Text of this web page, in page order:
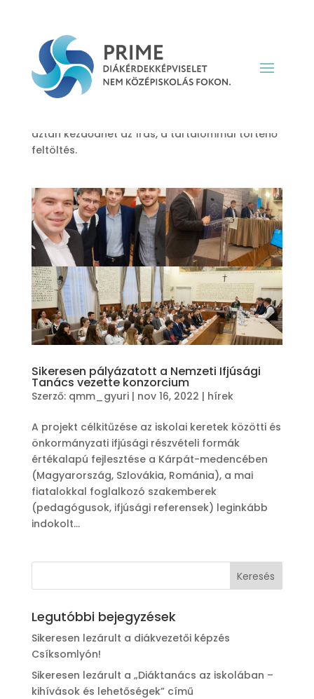
PRIME Projektindító Szakmai Találkozó
Székesfehérváron
Szerző:qmm_gyuri|nov 16, 2022|hírek
Üdvözlet a WordPress-ben! Ez az első bejegyzés,
aztán kezdődhet az írás, a tartalommal történő
feltöltés.
Sikeresen pályázatott a Nemzeti Ifjúsági
Tanács vezette konzorcium
Szerző: qmm_gyuri| nov 16, 2022 | hírek
A projekt célkitűzése az iskolai keretek közötti és
önkormányzati ifjúsági részvételi formák
értékalapú fejlesztése a Kárpát-medencében
(Magyarország, Szlovákia, Románia), a mai
fiatalokkal foglalkozó szakemberek
(pedagógusok, ifjúsági referensek) leginkább
indokolt...
Legutóbbi bejegyzések
Sikeresen lezárult a diákvezetői képzés
Csíksomlyón!
Sikeresen lezárult a „Diáktanács az iskolában –
kihívások és lehetőségek” című